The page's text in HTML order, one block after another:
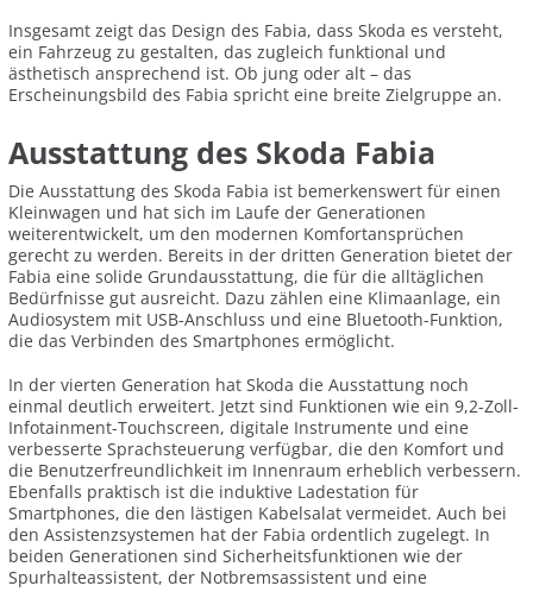
Insgesamt zeigt das Design des Fabia, dass Skoda es versteht,
ein Fahrzeug zu gestalten, das zugleich funktional und
ästhetisch ansprechend ist. Ob jung oder alt – das
Erscheinungsbild des Fabia spricht eine breite Zielgruppe an.
Ausstattung des Skoda Fabia
Die Ausstattung des Skoda Fabia ist bemerkenswert für einen
Kleinwagen und hat sich im Laufe der Generationen
weiterentwickelt, um den modernen Komfortansprüchen
gerecht zu werden. Bereits in der dritten Generation bietet der
Fabia eine solide Grundausstattung, die für die alltäglichen
Bedürfnisse gut ausreicht. Dazu zählen eine Klimaanlage, ein
Audiosystem mit USB-Anschluss und eine Bluetooth-Funktion,
die das Verbinden des Smartphones ermöglicht.
In der vierten Generation hat Skoda die Ausstattung noch
einmal deutlich erweitert. Jetzt sind Funktionen wie ein 9,2-Zoll-
Infotainment-Touchscreen, digitale Instrumente und eine
verbesserte Sprachsteuerung verfügbar, die den Komfort und
die Benutzerfreundlichkeit im Innenraum erheblich verbessern.
Ebenfalls praktisch ist die induktive Ladestation für
Smartphones, die den lästigen Kabelsalat vermeidet. Auch bei
den Assistenzsystemen hat der Fabia ordentlich zugelegt. In
beiden Generationen sind Sicherheitsfunktionen wie der
Spurhalteassistent, der Notbremsassistent und eine